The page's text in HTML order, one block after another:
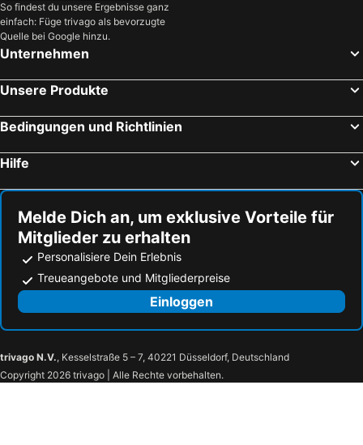
So findest du unsere Ergebnisse ganz
einfach: Füge trivago als bevorzugte
Quelle bei Google hinzu.
Unternehmen
Unsere Produkte
Bedingungen und Richtlinien
Hilfe
Melde Dich an, um exklusive Vorteile für
Mitglieder zu erhalten
Personalisiere Dein Erlebnis
Treueangebote und Mitgliederpreise
Einloggen
trivago N.V., Kesselstraße 5 – 7, 40221 Düsseldorf, Deutschland
Copyright 2026 trivago | Alle Rechte vorbehalten.